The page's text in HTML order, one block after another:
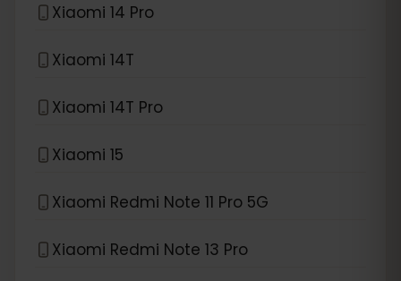
Xiaomi 14 Pro
Xiaomi 14T
Xiaomi 14T Pro
Xiaomi 15
Xiaomi Redmi Note 11 Pro 5G
Xiaomi Redmi Note 13 Pro